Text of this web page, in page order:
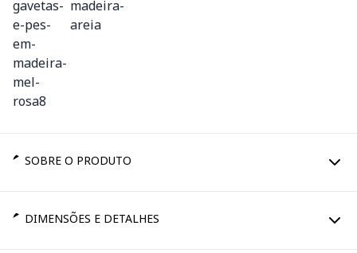
SOBRE O PRODUTO
DIMENSÕES E DETALHES